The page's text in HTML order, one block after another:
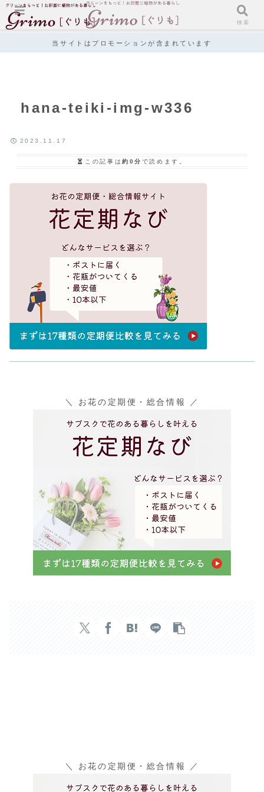
当サイトはプロモーションが含まれています
hana-teiki-img-w336
2023.11.17
この記事は約0分 で読めます。
＼ お花の定期便・総合情報 ／
＼ お花の定期便・総合情報 ／
メニュー 検索